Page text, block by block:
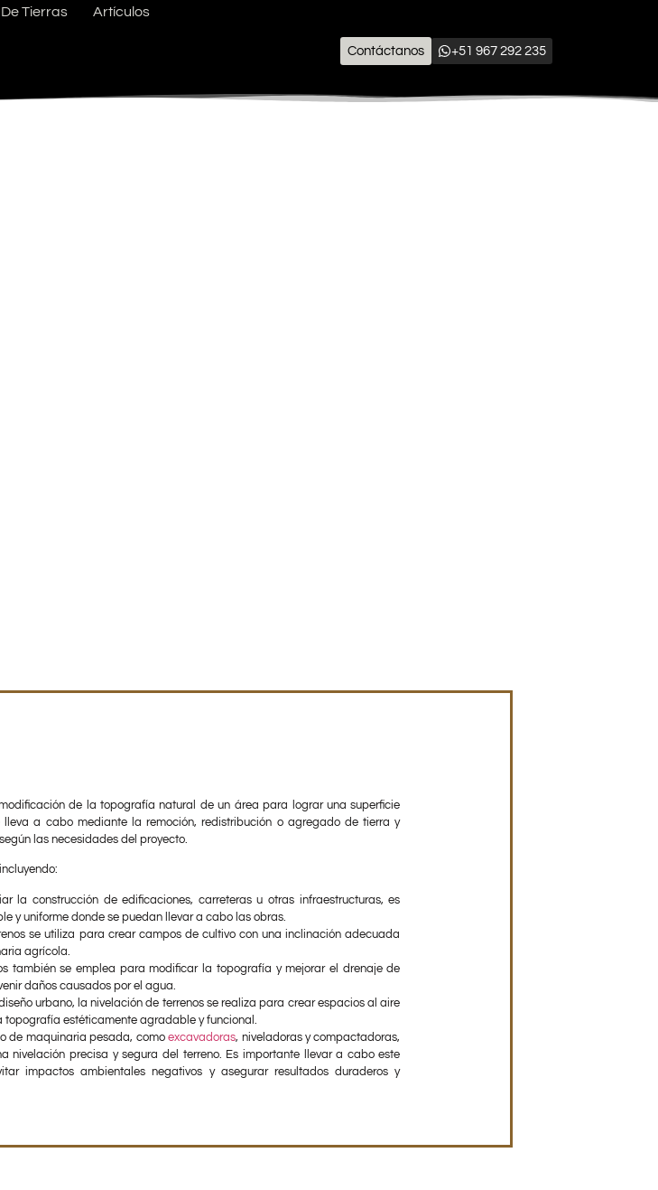
Tierras Artículos
Contáctanos +51 967 292 235
de la topografía natural de un área para lograr una superficie
a cabo mediante la remoción, redistribución o agregado de tierra y
las necesidades del proyecto.
la construcción de edificaciones, carreteras u otras infraestructuras, es
y uniforme donde se puedan llevar a cabo las obras.
se utiliza para crear campos de cultivo con una inclinación adecuada
agrícola.
también se emplea para modificar la topografía y mejorar el drenaje de
daños causados por el agua.
urbano, la nivelación de terrenos se realiza para crear espacios al aire
topografía estéticamente agradable y funcional.
de maquinaria pesada, comoexcavadoras, niveladoras y compactadoras,
nivelación precisa y segura del terreno. Es importante llevar a cabo este
impactos ambientales negativos y asegurar resultados duraderos y